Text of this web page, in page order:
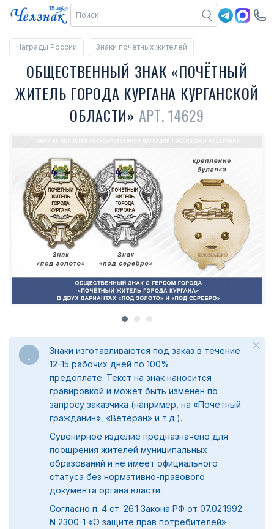
Награды России Знаки почетных жителей
ОБЩЕСТВЕННЫЙ ЗНАК «ПОЧЁТНЫЙ
ЖИТЕЛЬ ГОРОДА КУРГАНА КУРГАНСКОЙ
ОБЛАСТИ» АРТ. 14629
Знаки изготавливаются под заказ в течение
12-15 рабочих дней по 100%
предоплате. Текст на знак наносится
гравировкой и может быть изменен по
запросу заказчика (например, на «Почетный
гражданин», «Ветеран» и т.д.).
Сувенирное изделие предназначено для
поощрения жителей муниципальных
образований и не имеет официального
статуса без нормативно-правового
документа органа власти.
Согласно п. 4 ст. 26.1 Закона РФ от 07.02.1992
N 2300-1 «О защите прав потребителей»